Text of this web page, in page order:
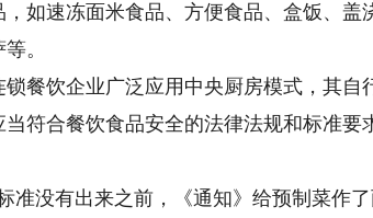
如速冻面米食品、方便食品、盒饭、盖
。
饮企业广泛应用中央厨房模式，其自
符合餐饮食品安全的法律法规和标准要
没有出来之前，《通知》给预制菜作了